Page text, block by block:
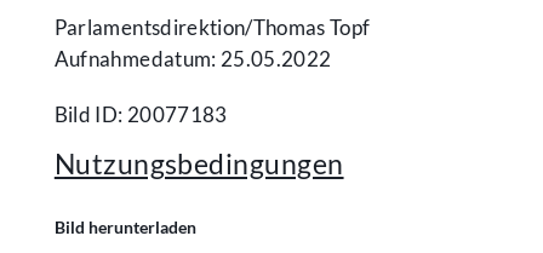
Parlamentsdirektion/​Thomas Topf
Aufnahmedatum: 25.05.2022
Bild ID: 20077183
Nutzungsbedingungen
Bild herunterladen